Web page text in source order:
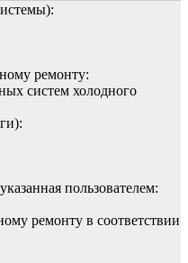
ремонту:
систем холодного
пользователем:
ремонту в соответствии